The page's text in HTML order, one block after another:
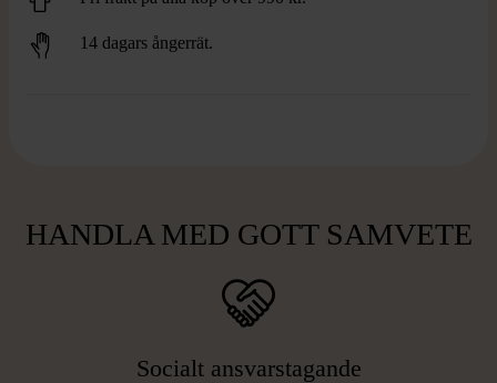
14 dagars ångerrät.
HANDLA MED GOTT SAMVETE
Socialt ansvarstagande